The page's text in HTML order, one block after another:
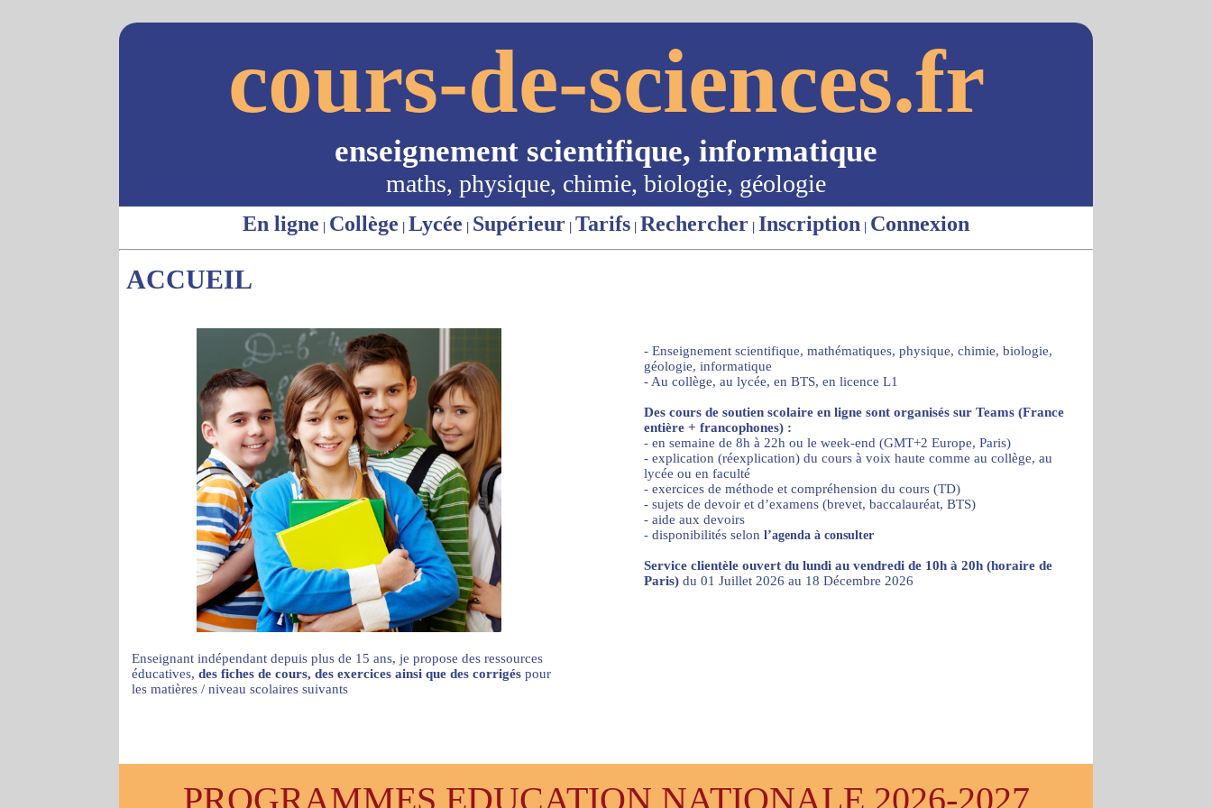
cours-de-sciences.fr
enseignement scientifique, informatique
maths, physique, chimie, biologie, géologie
En ligne | Collège | Lycée | Supérieur | Tarifs | Rechercher | Inscription | Connexion
ACCUEIL
Enseignant indépendant depuis plus de 15 ans, je propose des ressources
éducatives, des fiches de cours, des exercices ainsi que des corrigés pour
les matières / niveau scolaires suivants
- Enseignement scientifique, mathématiques, physique, chimie, biologie,
géologie, informatique
- Au collège, au lycée, en BTS, en licence L1
Des cours de soutien scolaire en ligne sont organisés sur Teams (France
entière + francophones) :
- en semaine de 8h à 22h ou le week-end (GMT+2 Europe, Paris)
- explication (réexplication) du cours à voix haute comme au collège, au
lycée ou en faculté
- exercices de méthode et compréhension du cours (TD)
- sujets de devoir et d’examens (brevet, baccalauréat, BTS)
- aide aux devoirs
- disponibilités selon l’agenda à consulter
Service clientèle ouvert du lundi au vendredi de 10h à 20h (horaire de
Paris) du 01 Juillet 2026 au 18 Décembre 2026
PROGRAMMES EDUCATION NATIONALE 2026-2027